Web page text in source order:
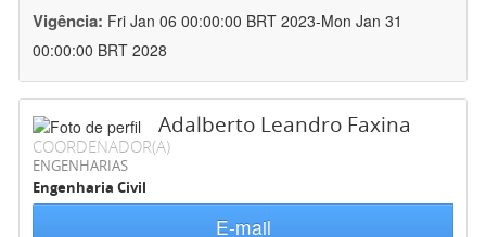
Vigência: Fri Jan 06 00:00:00 BRT 2023-Mon Jan 31
00:00:00 BRT 2028
Adalberto Leandro Faxina
COORDENADOR(A)
ENGENHARIAS
Engenharia Civil
E-mail